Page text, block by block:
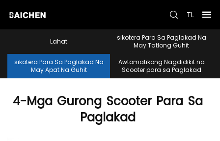
TL
Lahat
sikotera Para Sa Paglakad Na
May Tatlong Guhit
sikotera Para Sa Paglakad Na
May Apat Na Guhit
Awtomatikong Nagdidikit na
Scooter para sa Paglakad
4-Mga Gurong Scooter Para Sa
Paglakad